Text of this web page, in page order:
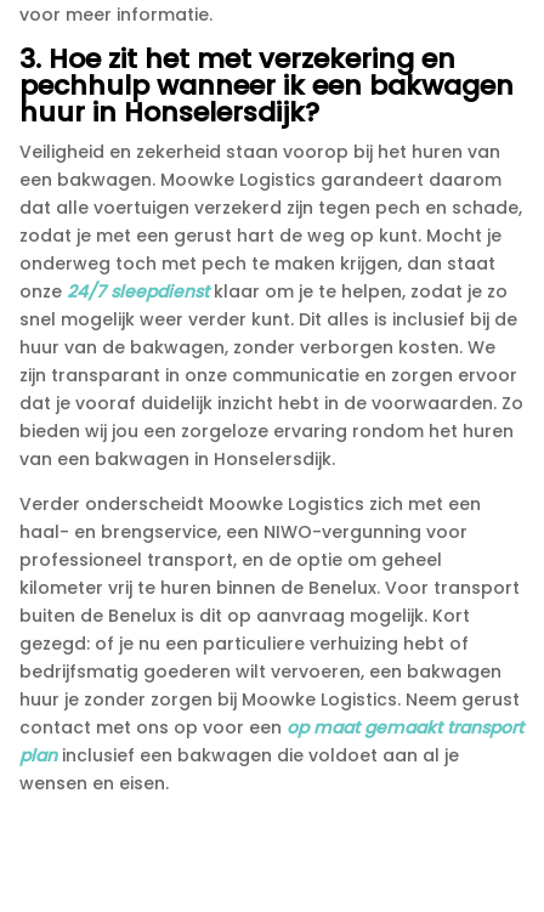
voor meer informatie.​
3.​ Hoe zit het met verzekering en
pechhulp wanneer ik een bakwagen
huur in Honselersdijk?
Veiligheid en zekerheid staan voorop bij het huren van
een bakwagen.​ Moowke Logistics garandeert daarom
dat alle voertuigen verzekerd zijn tegen pech en schade,
zodat je met een gerust hart de weg op kunt.​ Mocht je
onderweg toch met pech te maken krijgen, dan staat
onze 24/7 sleepdienstklaar om je te helpen, zodat je zo
snel mogelijk weer verder kunt.​ Dit alles is inclusief bij de
huur van de bakwagen, zonder verborgen kosten.​ We
zijn transparant in onze communicatie en zorgen ervoor
dat je vooraf duidelijk inzicht hebt in de voorwaarden.​ Zo
bieden wij jou een zorgeloze ervaring rondom het huren
van een bakwagen in Honselersdijk.​
Verder onderscheidt Moowke Logistics zich met een
haal- en brengservice, een NIWO-vergunning voor
professioneel transport, en de optie om geheel
kilometer vrij te huren binnen de Benelux.​ Voor transport
buiten de Benelux is dit op aanvraag mogelijk.​ Kort
gezegd: of je nu een particuliere verhuizing hebt of
bedrijfsmatig goederen wilt vervoeren, een bakwagen
huur je zonder zorgen bij Moowke Logistics.​ Neem gerust
contact met ons op voor een op maat gemaakt transport
planinclusief een bakwagen die voldoet aan al je
wensen en eisen.​